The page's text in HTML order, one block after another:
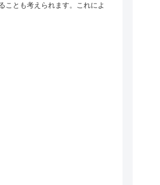
ことも考えられます。これによ